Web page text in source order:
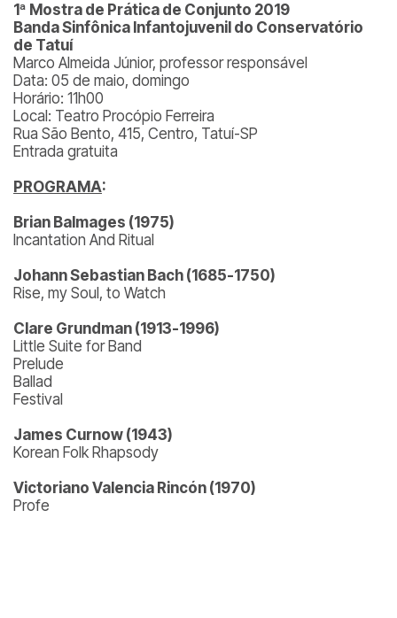
1ª Mostra de Prática de Conjunto 2019
Banda Sinfônica Infantojuvenil do Conservatório
de Tatuí
Marco Almeida Júnior, professor responsável
Data: 05 de maio, domingo
Horário: 11h00
Local: Teatro Procópio Ferreira
Rua São Bento, 415, Centro, Tatuí-SP
Entrada gratuita
PROGRAMA:
Brian Balmages (1975)
Incantation And Ritual
Johann Sebastian Bach (1685-1750)
Rise, my Soul, to Watch
Clare Grundman (1913-1996)
Little Suite for Band
Prelude
Ballad
Festival
James Curnow (1943)
Korean Folk Rhapsody
Victoriano Valencia Rincón (1970)
Profe